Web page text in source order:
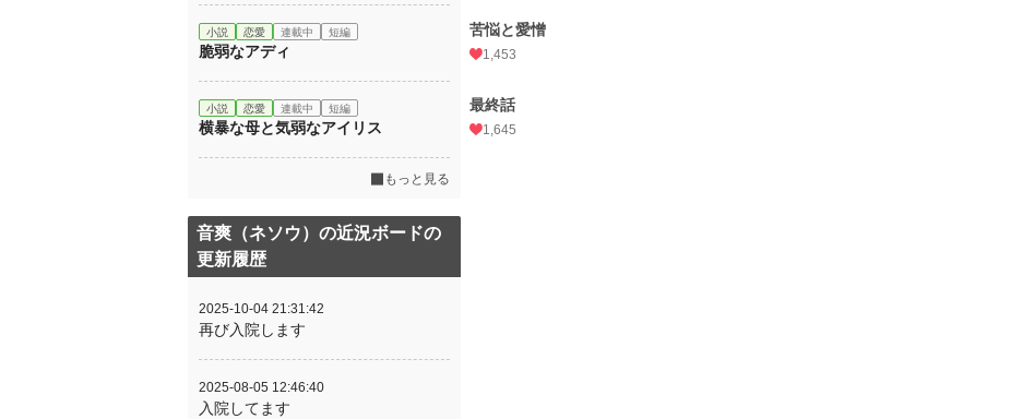
苦悩と愛憎
1,453
最終話
1,645
小説 恋愛 連載中 短編
脆弱なアディ
小説 恋愛 連載中 短編
横暴な母と気弱なアイリス
もっと見る
音爽（ネソウ）の近況ボードの
更新履歴
2025-10-04 21:31:42
再び入院します
2025-08-05 12:46:40
入院してます